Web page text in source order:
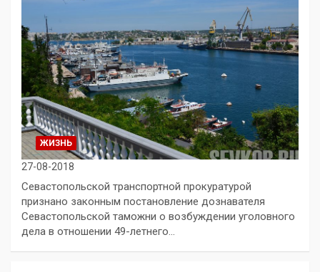
ЖИЗНЬ
27-08-2018
Севастопольской транспортной прокуратурой
признано законным постановление дознавателя
Севастопольской таможни о возбуждении уголовного
дела в отношении 49-летнего…